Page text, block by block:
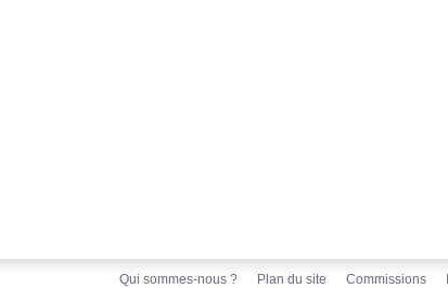
Qui sommes-nous ? Plan du site Commissions